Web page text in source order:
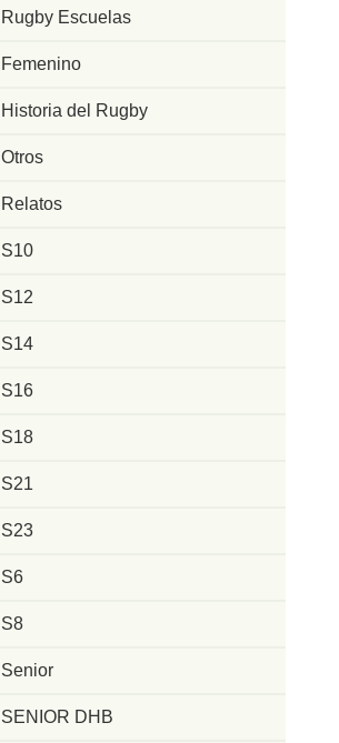
Rugby Escuelas
Femenino
Historia del Rugby
Otros
Relatos
S10
S12
S14
S16
S18
S21
S23
S6
S8
Senior
SENIOR DHB